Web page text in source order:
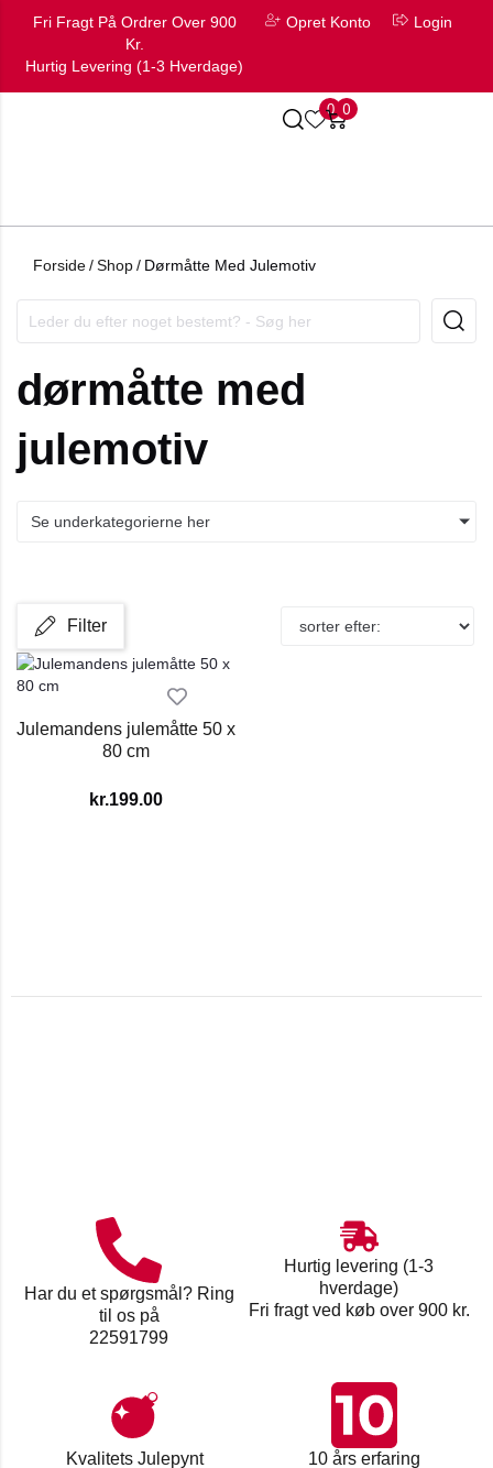
Fri Fragt På Ordrer Over 900
Kr.
Hurtig Levering (1-3 Hverdage)
Opret Konto Login
0 0
Forside/Shop/ Dørmåtte Med Julemotiv
dørmåtte med
julemotiv
Se underkategorierne her
Filter
Julemandens julemåtte 50 x
80 cm
kr.199.00
Har du et spørgsmål? Ring
til os på
22591799
Hurtig levering (1-3
hverdage)
Fri fragt ved køb over 900 kr.
Kvalitets Julepynt
10 års erfaring